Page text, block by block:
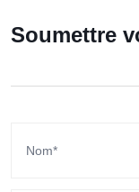
Soumettre